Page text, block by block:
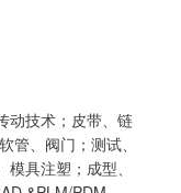
动技术；皮带、链
、阀门；测试、
具注塑；成型、